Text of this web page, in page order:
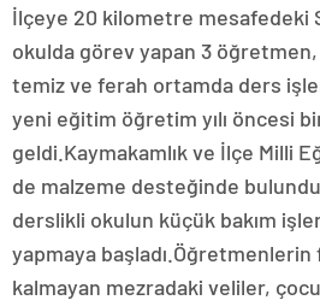
İlçeye 20 kilometre mesafedeki
okulda görev yapan 3
temiz ve ferah ortamda ders
yeni eğitim öğretim yılı öncesi
geldi.Kaymakamlık ve İlçe Milli
de malzeme desteğinde
derslikli okulun küçük bakım
yapmaya başladı.Öğretmenlerin
kalmayan mezradaki veliler,